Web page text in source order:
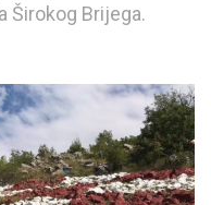
Širokog Brijega.